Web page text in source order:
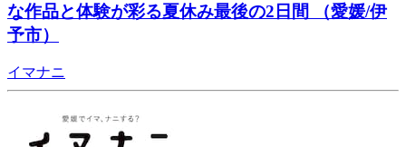
な作品と体験が彩る夏休み最後の2日間 （愛媛/伊
予市）
イマナニ